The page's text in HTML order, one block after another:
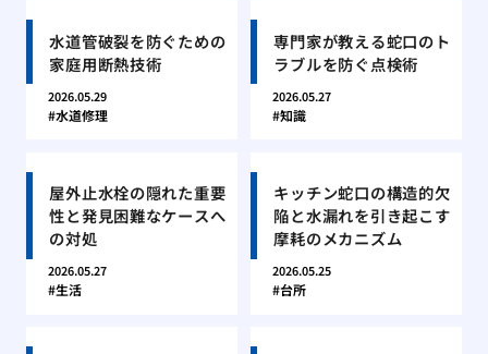
水道管破裂を防ぐための
家庭用断熱技術
2026.05.29
水道修理
専門家が教える蛇口のト
ラブルを防ぐ点検術
2026.05.27
知識
屋外止水栓の隠れた重要
性と発見困難なケースへ
の対処
2026.05.27
生活
キッチン蛇口の構造的欠
陥と水漏れを引き起こす
摩耗のメカニズム
2026.05.25
台所